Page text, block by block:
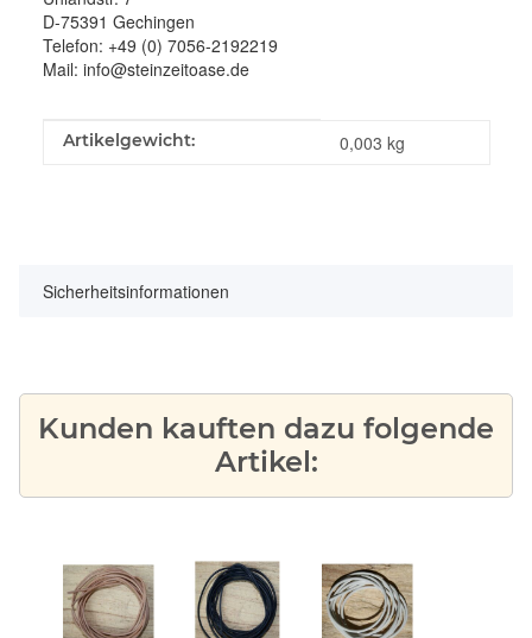
D-75391 Gechingen
Telefon: +49 (0) 7056-2192219
Mail: info@steinzeitoase.de
Produkteigenschaft
Wert
Artikelgewicht: 0,003 kg
Sicherheitsinformationen
Kunden kauften dazu folgende
Artikel: